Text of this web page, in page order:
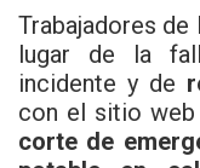
Trabajadores de
lugar de la
incidente y de
con el sitio web
corte de